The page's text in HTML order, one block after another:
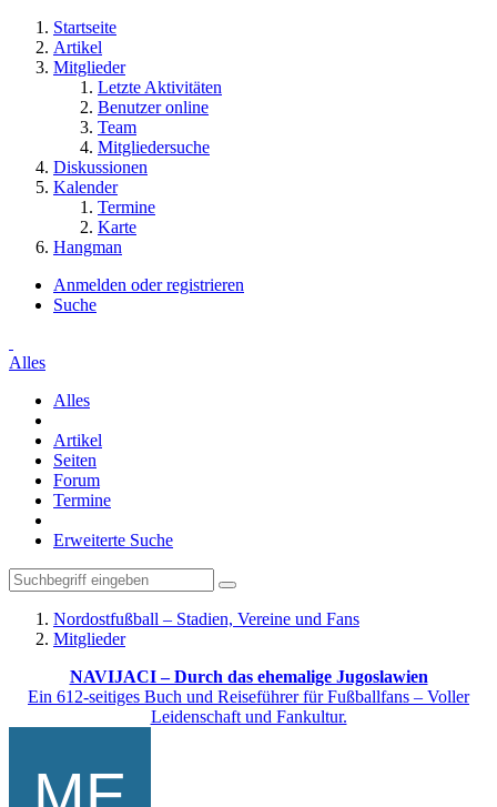
Startseite
Artikel
Mitglieder
Letzte Aktivitäten
Benutzer online
Team
Mitgliedersuche
Diskussionen
Kalender
Termine
Karte
Hangman
Anmelden oder registrieren
Suche
Alles
Alles
Artikel
Seiten
Forum
Termine
Erweiterte Suche
Nordostfußball – Stadien, Vereine und Fans
Mitglieder
NAVIJACI – Durch das ehemalige Jugoslawien
Ein 612-seitiges Buch und Reiseführer für Fußballfans – Voller
Leidenschaft und Fankultur.